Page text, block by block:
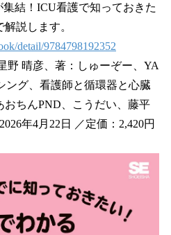
集結！ICU看護で知っておきた
説します。
detail/9784798192352
野 晴彦、著：しゅーぞー、YA
ング、看護師と循環器と心臓
おちんPND、こうだい、藤平
年4月22日 ／定価：2,420円